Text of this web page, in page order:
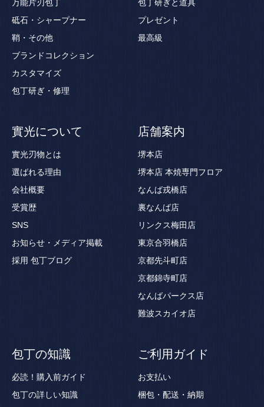
万能片刃包丁
砥石・シャープナー
鞘・その他
ブランドコレクション
カスタマイズ
包丁研ぎ・修理
包丁研ぎと道具
プレゼント
最高級
實光について
實光刃物とは
選ばれる理由
会社概要
受賞歴
SNS
お知らせ・メディア掲載
採用 包丁ブログ
店舗案内
堺本店
堺本店 本焼専門フロア
なんば戎橋店
裏なんば店
リンクス梅田店
東京合羽橋店
京都先斗町店
京都錦寺町店
なんばパークス店
難波スカイオ店
包丁の知識
必読！購入前ガイド
包丁の詳しい知識
ご利用ガイド
お支払い
梱包・配送・納期